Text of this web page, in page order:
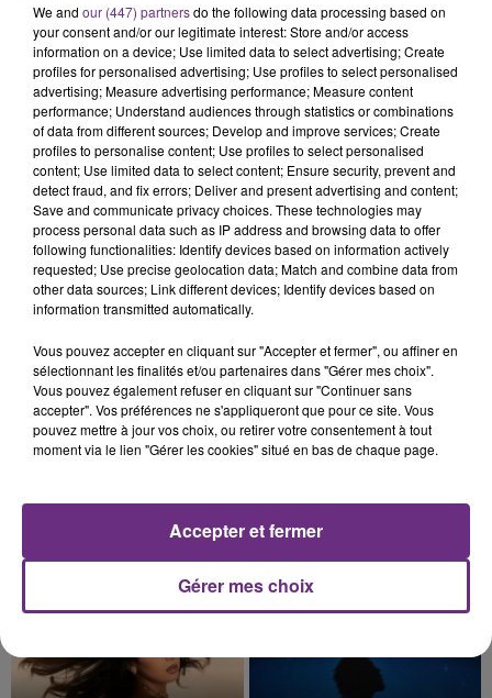
11h37
LA CENTRALE NUCLÉAIRE DE CHOOZ
TOUJOURS À L'ARRÊT
Cela fait déjà une semaine que la centrale
nucléaire ardennaise est à l'arrêt. Une situation
justifiée par la sécheresse intense qui est toujours
présente.
10h16
LE MAGASIN JOUÉCLUB DE REIMS FERME
SES PORTES
rémois. Le magasin JouéClub est contraint de
fermer ses portes.
TITRES DIFFUSÉS
22h37
22h37 22h34
22h34
We and our (447) partnersdo the following data processing based on
your consent and/or our legitimate interest: Store and/or access
information on a device; Use limited data to select advertising; Create
profiles for personalised advertising; Use profiles to select personalised
advertising; Measure advertising performance; Measure content
performance; Understand audiences through statistics or combinations
of data from different sources; Develop and improve services; Create
profiles to personalise content; Use profiles to select personalised
content; Use limited data to select content; Ensure security, prevent and
detect fraud, and fix errors; Deliver and present advertising and content;
Save and communicate privacy choices. These technologies may
process personal data such as IP address and browsing data to offer
following functionalities: Identify devices based on information actively
requested; Use precise geolocation data; Match and combine data from
other data sources; Link different devices; Identify devices based on
information transmitted automatically.
Vous pouvez accepter en cliquant sur "Accepter et fermer", ou affiner en
sélectionnant les finalités et/ou partenaires dans "Gérer mes choix".
Vous pouvez également refuser en cliquant sur "Continuer sans
accepter". Vos préférences ne s'appliqueront que pour ce site. Vous
pouvez mettre à jour vos choix, ou retirer votre consentement à tout
moment via le lien "Gérer les cookies" situé en bas de chaque page.
Gérer mes choix
Accepter et fermer